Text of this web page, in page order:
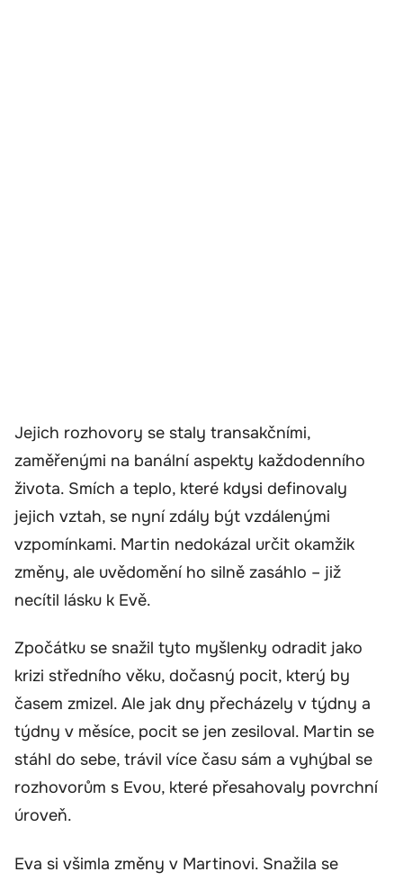
Jejich rozhovory se staly transakčními,
zaměřenými na banální aspekty každodenního
života. Smích a teplo, které kdysi definovaly
jejich vztah, se nyní zdály být vzdálenými
vzpomínkami. Martin nedokázal určit okamžik
změny, ale uvědomění ho silně zasáhlo – již
necítil lásku k Evě.
Zpočátku se snažil tyto myšlenky odradit jako
krizi středního věku, dočasný pocit, který by
časem zmizel. Ale jak dny přecházely v týdny a
týdny v měsíce, pocit se jen zesiloval. Martin se
stáhl do sebe, trávil více času sám a vyhýbal se
rozhovorům s Evou, které přesahovaly povrchní
úroveň.
Eva si všimla změny v Martinovi. Snažila se